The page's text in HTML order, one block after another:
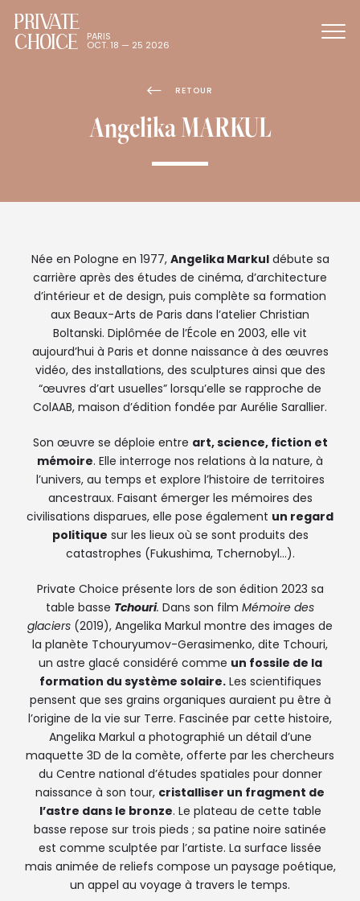
PRIVATE
CHOICE
PARIS
OCT. 18 — 25 2026
RETOUR
Angelika MARKUL
Née en Pologne en 1977, Angelika Markuldébute sa
carrière après des études de cinéma, d’architecture
d’intérieur et de design, puis complète sa formation
aux Beaux-Arts de Paris dans l’atelier Christian
Boltanski. Diplômée de l’École en 2003, elle vit
aujourd’hui à Paris et donne naissance à des œuvres
vidéo, des installations, des sculptures ainsi que des
“œuvres d’art usuelles” lorsqu’elle se rapproche de
ColAAB, maison d’édition fondée par Aurélie Sarallier.
Son œuvre se déploie entre art, science, fiction et
mémoire. Elle interroge nos relations à la nature, à
l’univers, au temps et explore l’histoire de territoires
ancestraux. Faisant émerger les mémoires des
civilisations disparues, elle pose également un regard
politique sur les lieux où se sont produits des
catastrophes (Fukushima, Tchernobyl…).
Private Choice présente lors de son édition 2023 sa
table basse Tchouri. Dans son film Mémoire des
glaciers (2019), Angelika Markul montre des images de
la planète Tchouryumov-Gerasimenko, dite Tchouri,
un astre glacé considéré comme un fossile de la
formation du système solaire.Les scientifiques
pensent que ses grains organiques auraient pu être à
l’origine de la vie sur Terre. Fascinée par cette histoire,
Angelika Markul a photographié un détail d’une
maquette 3D de la comète, offerte par les chercheurs
du Centre national d’études spatiales pour donner
naissance à son tour, cristalliser un fragment de
l’astre dans le bronze. Le plateau de cette table
basse repose sur trois pieds ; sa patine noire satinée
est comme sculptée par l’artiste. La surface lissée
mais animée de reliefs compose un paysage poétique,
un appel au voyage à travers le temps.